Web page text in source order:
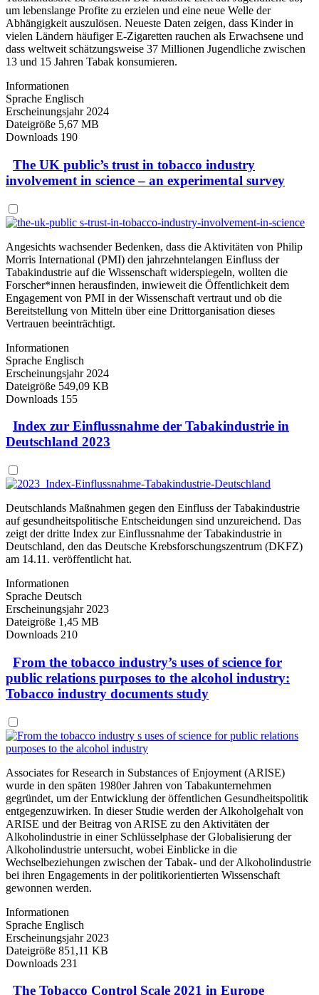
um lebenslange Profite zu erzielen und eine neue Welle der
Abhängigkeit auszulösen. Neueste Daten zeigen, dass Kinder in
vielen Ländern häufiger E-Zigaretten rauchen als Erwachsene und
dass weltweit schätzungsweise 37 Millionen Jugendliche zwischen
13 und 15 Jahren Tabak konsumieren.
Informationen
Sprache Englisch
Erscheinungsjahr 2024
Dateigröße 5,67 MB
Downloads 190
The UK public’s trust in tobacco industry
involvement in science – an experimental survey
Angesichts wachsender Bedenken, dass die Aktivitäten von Philip
Morris International (PMI) den jahrzehntelangen Einfluss der
Tabakindustrie auf die Wissenschaft widerspiegeln, wollten die
Forscher*innen herausfinden, inwieweit die Öffentlichkeit dem
Engagement von PMI in der Wissenschaft vertraut und ob die
Bereitstellung von Mitteln über eine Drittorganisation dieses
Vertrauen beeinträchtigt.
Informationen
Sprache Englisch
Erscheinungsjahr 2024
Dateigröße 549,09 KB
Downloads 155
Index zur Einflussnahme der Tabakindustrie in
Deutschland 2023
Deutschlands Maßnahmen gegen den Einfluss der Tabakindustrie
auf gesundheitspolitische Entscheidungen sind unzureichend. Das
zeigt der dritte Index zur Einflussnahme der Tabakindustrie in
Deutschland, den das Deutsche Krebsforschungszentrum (DKFZ)
am 14.11. veröffentlicht hat.
Informationen
Sprache Deutsch
Erscheinungsjahr 2023
Dateigröße 1,45 MB
Downloads 210
From the tobacco industry’s uses of science for
public relations purposes to the alcohol industry:
Tobacco industry documents study
Associates for Research in Substances of Enjoyment (ARISE)
wurde in den späten 1980er Jahren von Tabakunternehmen
gegründet, um der Entwicklung der öffentlichen Gesundheitspolitik
entgegenzuwirken. In dieser Studie werden der Alkoholgehalt von
ARISE und der Beitrag von ARISE zu den Aktivitäten der
Alkoholindustrie in einer Schlüsselphase der Globalisierung der
Alkoholindustrie untersucht, wobei Einblicke in die
Wechselbeziehungen zwischen der Tabak- und der Alkoholindustrie
bei ihren Engagements in der politikorientierten Wissenschaft
gewonnen werden.
Informationen
Sprache Englisch
Erscheinungsjahr 2023
Dateigröße 851,11 KB
Downloads 231
The Tobacco Control Scale 2021 in Europe